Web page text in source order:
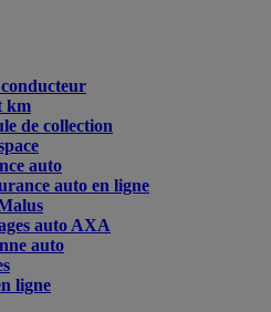
km
de collection
auto
auto en ligne
auto AXA
auto
ligne